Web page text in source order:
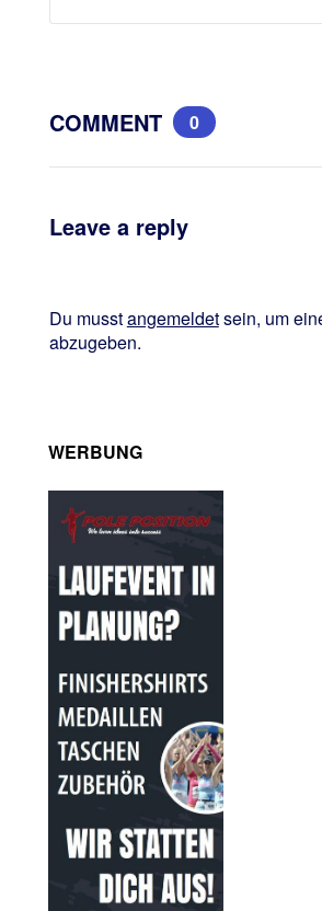
COMMENT 0
Leave a reply
Du musstangemeldetsein, um
abzugeben.
WERBUNG